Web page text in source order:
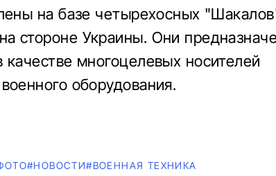
на базе четырехосных
стороне Украины. Они
качестве многоцелевых носителей
оборудования.
#НОВОСТИ#ВОЕННАЯ ТЕХНИКА